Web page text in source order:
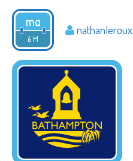
ma
6 M
2016
nathanleroux